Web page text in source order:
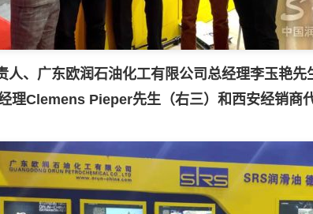
人、广东欧润石油化工有限公司总经理李玉艳
理Clemens Pieper先生（右三）和西安经销商